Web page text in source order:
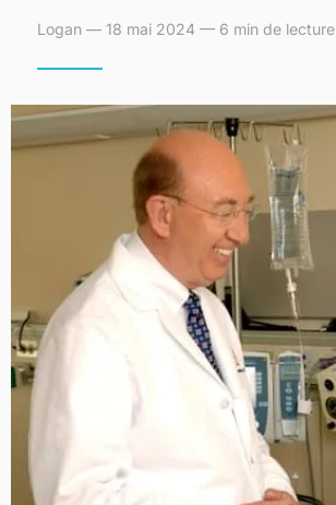
Logan — 18 mai 2024 — 6 min de lecture